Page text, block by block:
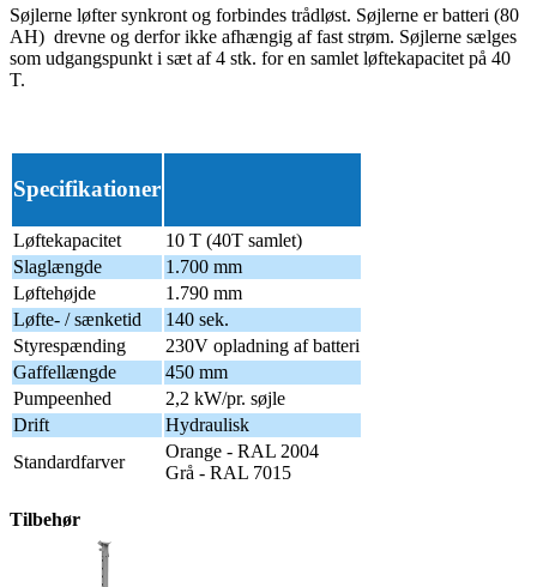
Søjlerne løfter synkront og forbindes trådløst. Søjlerne er batteri (80
AH) drevne og derfor ikke afhængig af fast strøm. Søjlerne sælges
som udgangspunkt i sæt af 4 stk. for en samlet løftekapacitet på 40
T.
Specifikationer
Løftekapacitet
10 T (40T samlet)
Slaglængde
1.700 mm
Løftehøjde
1.790 mm
Løfte- / sænketid
140 sek.
Styrespænding
230V opladning af batteri
Gaffellængde
450 mm
Pumpeenhed
2,2 kW/pr. søjle
Drift
Hydraulisk
Standardfarver
Orange - RAL 2004
Grå - RAL 7015
Tilbehør